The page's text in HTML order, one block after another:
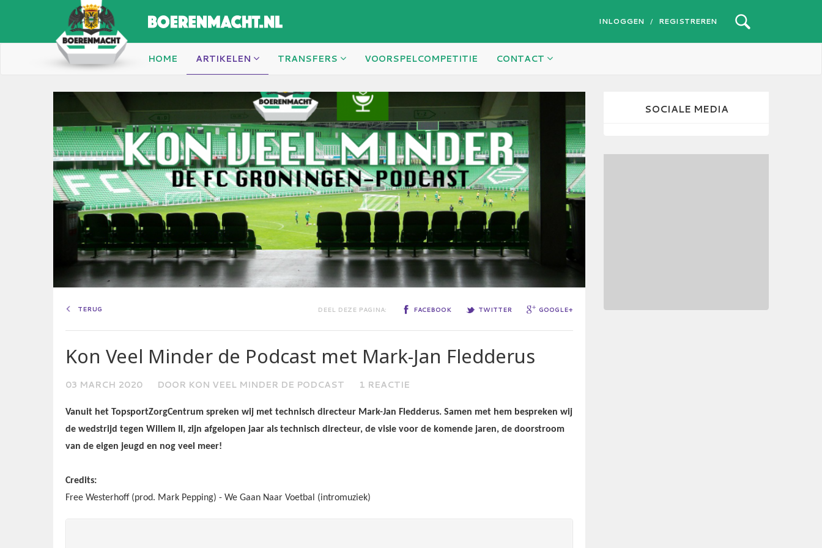
INLOGGEN / REGISTREREN
HOME ARTIKELEN TRANSFERS VOORSPELCOMPETITIE CONTACT
TERUG DEEL DEZE PAGINA: FACEBOOK TWITTER GOOGLE+
Kon Veel Minder de Podcast met Mark-Jan Fledderus
03 MARCH 2020 DOOR KON VEEL MINDER DE PODCAST 1 REACTIE
Vanuit het TopsportZorgCentrum spreken wij met technisch directeur Mark-Jan Fledderus. Samen met hem bespreken wij
de wedstrijd tegen Willem II, zijn afgelopen jaar als technisch directeur, de visie voor de komende jaren, de doorstroom
van de eigen jeugd en nog veel meer!
Credits:
Free Westerhoff (prod. Mark Pepping) - We Gaan Naar Voetbal (intromuziek)
SOCIALE MEDIA